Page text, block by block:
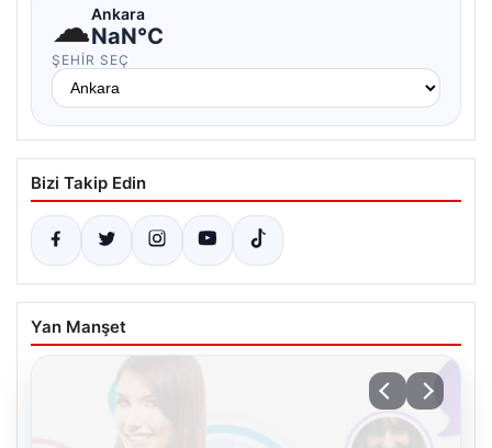
☁Ankara
NaN°C
ŞEHIR SEÇ
Bizi Takip Edin
Yan Manşet